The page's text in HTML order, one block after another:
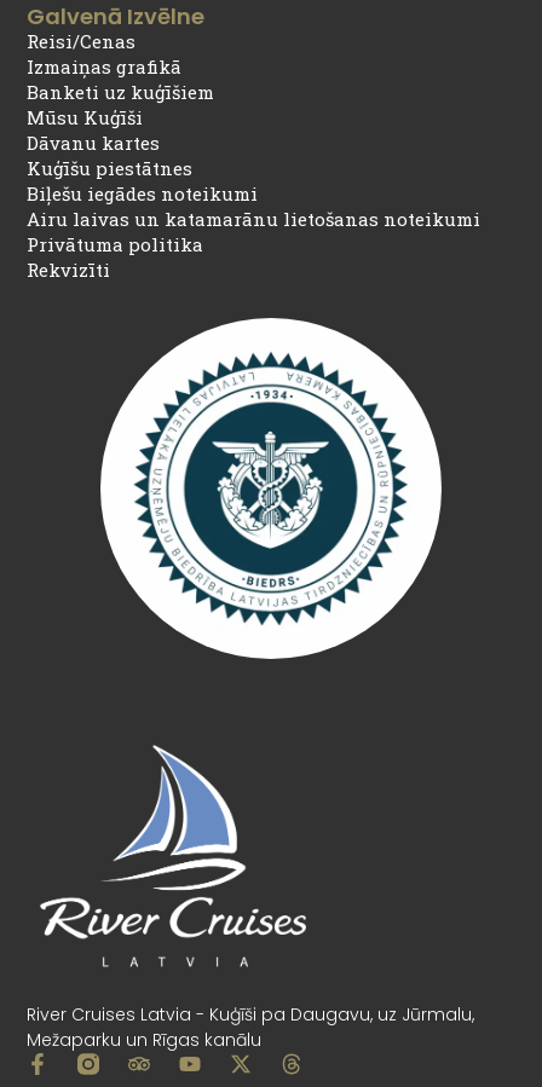
River Cruises Latvia - Kuģīši pa Daugavu, uz Jūrmalu,
Mežaparku un Rīgas kanālu
Galvenā Izvēlne
Reisi/Cenas
Izmaiņas grafikā
Banketi uz kuģīšiem
Mūsu Kuģīši
Dāvanu kartes
Kuģīšu piestātnes
Biļešu iegādes noteikumi
Airu laivas un katamarānu lietošanas noteikumi
Privātuma politika
Rekvizīti